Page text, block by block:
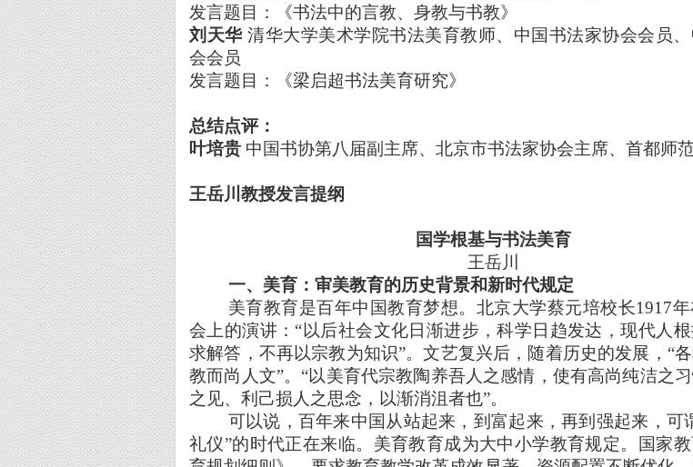
发言题目：《书法中的言教、身教与书教》
刘天华清华大学美术学院书法美育教师、中国书法家协会会员
会会员
发言题目：《梁启超书法美育研究》
总结点评：
叶培贵 中国书协第八届副主席、北京市书法家协会主席、首都师
王岳川教授发言提纲
国学根基与书法美育
王岳川
一、 美育：审美教育的历史背景和新时代规定
美育教育是百年中国教育梦想。北京大学蔡元培校长1917
会上的演讲：“以后社会文化日渐进步，科学日趋发达，现代人
求解答，不再以宗教为知识”。文艺复兴后，随着历史的发展，“
教而尚人文”。“以美育代宗教陶养吾人之感情，使有高尚纯洁之
之见、利己损人之思念，以渐消沮者也”。
可以说，百年来中国从站起来，到富起来，再到强起来，可
礼仪”的时代正在来临。美育教育成为大中小学教育规定。国家